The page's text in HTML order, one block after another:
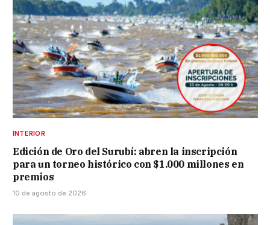
INTERIOR
Edición de Oro del Surubí: abren la inscripción
para un torneo histórico con $1.000 millones en
premios
10 de agosto de 2026